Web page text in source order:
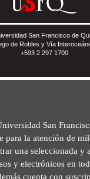
San Francisco de
de Robles y Vía
+593 2 297 1700
San
para la atención de
una seleccionada y
y electrónicos en
cuenta con